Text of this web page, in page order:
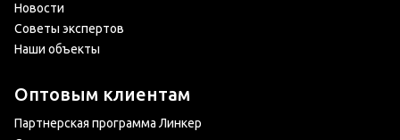
Новости
Советы экспертов
Наши объекты
Оптовым клиентам
Партнерская программа Линкер